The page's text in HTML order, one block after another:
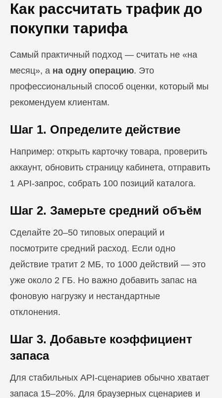
Как рассчитать трафик до
покупки тарифа
Самый практичный подход — считать не «на
месяц», а на одну операцию. Это
профессиональный способ оценки, который мы
рекомендуем клиентам.
Шаг 1. Определите действие
Например: открыть карточку товара, проверить
аккаунт, обновить страницу кабинета, отправить
1 API-запрос, собрать 100 позиций каталога.
Шаг 2. Замерьте средний объём
Сделайте 20–50 типовых операций и
посмотрите средний расход. Если одно
действие тратит 2 МБ, то 1000 действий — это
уже около 2 ГБ. Но важно добавить запас на
фоновую нагрузку и нестандартные
отклонения.
Шаг 3. Добавьте коэффициент
запаса
Для стабильных API-сценариев обычно хватает
запаса 15–20%. Для браузерных сценариев и